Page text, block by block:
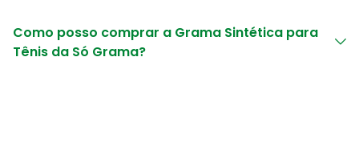
Como posso comprar a Grama Sintética para
Tênis da Só Grama?